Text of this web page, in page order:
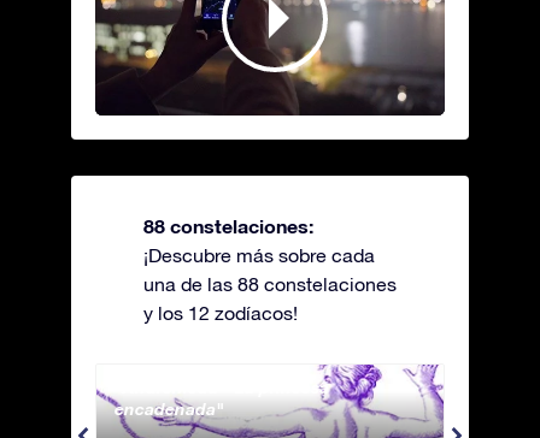
88 constelaciones:
¡Descubre más sobre cada
una de las 88 constelaciones
y los 12 zodíacos!
Andromeda - La princesa
encadenada